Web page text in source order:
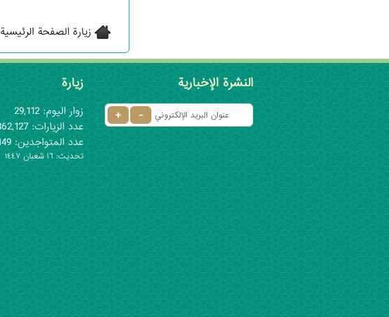
زيارة الصفحة الرئيسية
النشرة الإخبارية زيارة
زوار اليوم: 29,112
عدد الزيارات: 60,862,127
عدد المتواجدين: 149
تحديث: ١٦ شعبان ١٤٤٧